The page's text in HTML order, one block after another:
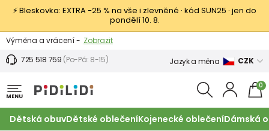
⚡ Bleskovka: EXTRA −25 % na vše i zlevněné · kód SUN25 · jen do
pondělí 10. 8.
Výměna a vrácení - Zobrazit
Sleva 100 Kč na první nákup -
725 518 759 (Po-Pá: 8-15) Jazyk a měna CZK
MENU
0
Dětská obuvDětské oblečeníKojenecké oblečeníDámská